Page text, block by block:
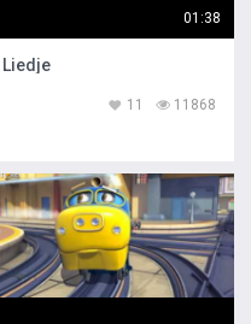
01:38
Liedje
11868
11